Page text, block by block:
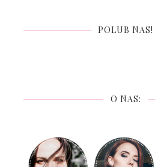
POLUB NAS!
O NAS: